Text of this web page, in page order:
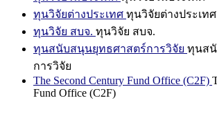
ทุนวิจัยต่างประเทศ ทุนวิจัยต่างประเทศ
ทุนวิจัย สบจ. ทุนวิจัย สบจ.
ทุนสนับสนุนยุทธศาสตร์การวิจัย ทุนส
การวิจัย
The Second Century Fund Office (C2F)
Fund Office (C2F)